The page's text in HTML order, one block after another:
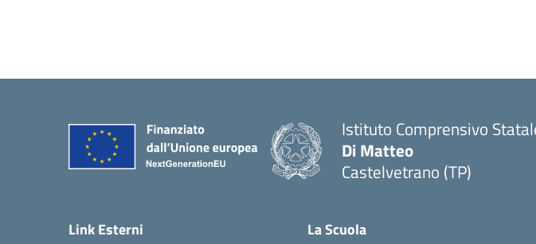
Istituto Comprensivo
Di Matteo
Castelvetrano (TP)
Link Esterni La Scuola